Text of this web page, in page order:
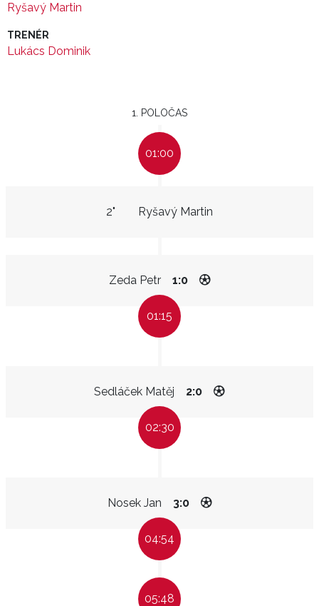
Ryšavý Martin
TRENÉR
Lukács Dominik
1. POLOČAS
01:00
Ryšavý Martin
2"
Zeda Petr 1:0
01:15
Sedláček Matěj 2:0
02:30
Nosek Jan 3:0
04:54
05:48